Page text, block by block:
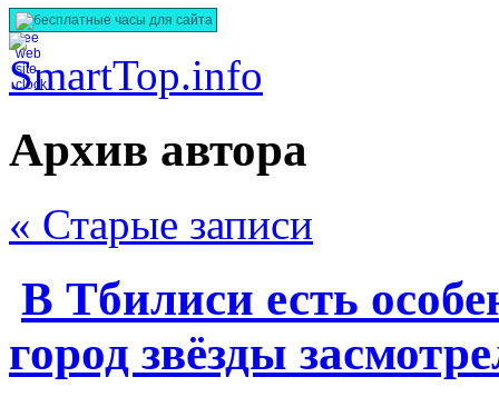
бесплатные часы для сайта
Архив автора
« Старые записи
В Тбилиси есть
город звёзды